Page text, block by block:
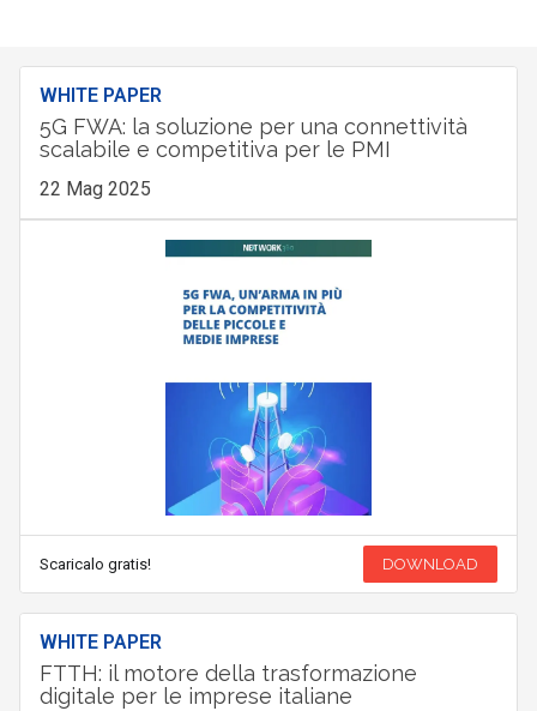
WHITE PAPER
5G FWA: la soluzione per una connettività
scalabile e competitiva per le PMI
22 Mag 2025
Scaricalo gratis! DOWNLOAD
WHITE PAPER
FTTH: il motore della trasformazione
digitale per le imprese italiane